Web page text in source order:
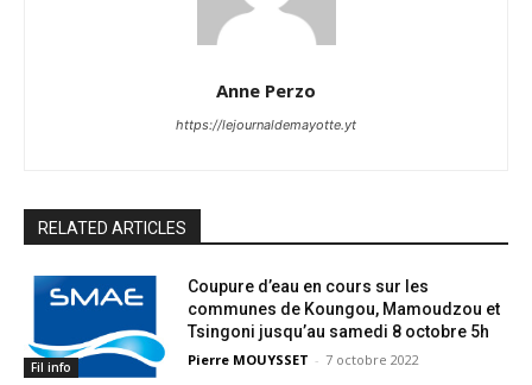
Anne Perzo
https://lejournaldemayotte.yt
RELATED ARTICLES
Fil info
Coupure d’eau en cours sur les
communes de Koungou, Mamoudzou et
Tsingoni jusqu’au samedi 8 octobre 5h
Pierre MOUYSSET - 7 octobre 2022